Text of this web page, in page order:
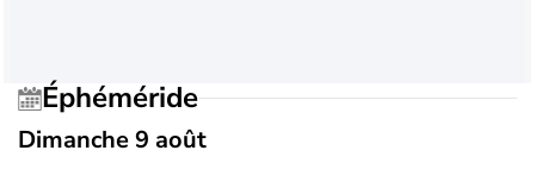
Éphéméride
Dimanche 9 août